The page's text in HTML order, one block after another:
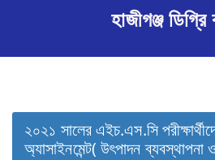
হাজীগঞ্জ
২০২১ সালের এইচ.এস.সি
অ্যাসাইনমেন্ট( উৎপাদন ব্যবস্থাপনা